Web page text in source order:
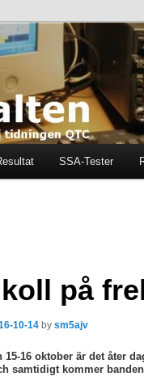
i tidningen QTC
SSA-Tester
på
10-14 by sm5ajv
15-16 oktober är det åter
samtidigt kommer